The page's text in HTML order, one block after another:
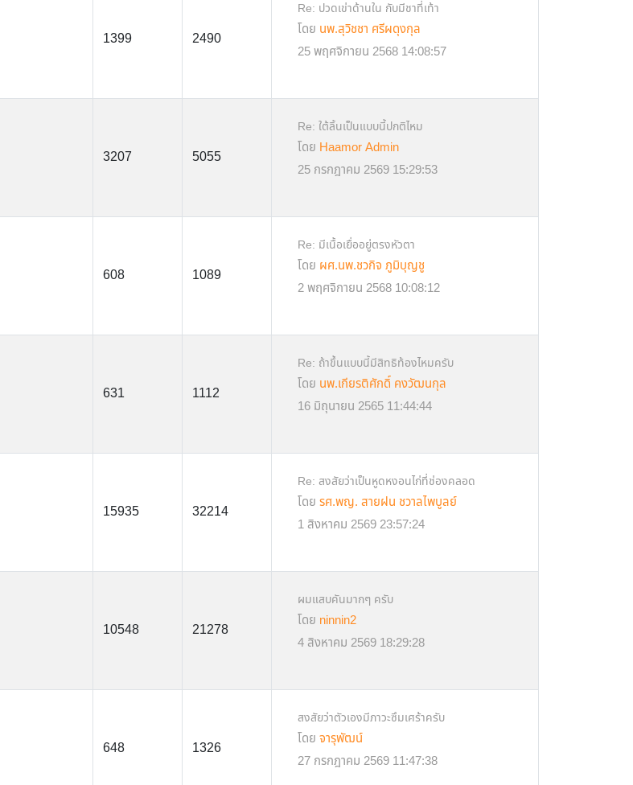
1399 2490
Re: ปวดเข่าด้านใน กับมีชาที่เท้า
โดย นพ.สุวิชชา ศรีผดุงกุล
25 พฤศจิกายน 2568 14:08:57
3207 5055
Re: ใต้ลิ้นเป็นแบบนี้ปกติไหม
โดย Haamor Admin
25 กรกฎาคม 2569 15:29:53
608 1089
Re: มีเนื้อเยื่ออยู่ตรงหัวตา
โดย ผศ.นพ.ชวกิจ ภูมิบุญชู
2 พฤศจิกายน 2568 10:08:12
631 1112
Re: ถ้าขึ้นแบบนี้มีสิทธิท้องไหมครับ
โดย นพ.เกียรติศักดิ์ คงวัฒนกุล
16 มิถุนายน 2565 11:44:44
15935 32214
Re: สงสัยว่าเป็นหูดหงอนไก่ที่ช่องคลอด
โดย รศ.พญ. สายฝน ชวาลไพบูลย์
1 สิงหาคม 2569 23:57:24
10548 21278
ผมแสบคันมากๆ ครับ
โดย ninnin2
4 สิงหาคม 2569 18:29:28
648 1326
สงสัยว่าตัวเองมีภาวะซึมเศร้าครับ
โดย จารุพัฒน์
27 กรกฎาคม 2569 11:47:38